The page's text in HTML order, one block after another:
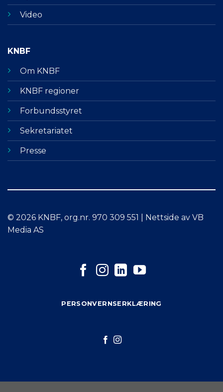
Video
KNBF
Om KNBF
KNBF regioner
Forbundsstyret
Sekretariatet
Presse
© 2026 KNBF, org.nr. 970 309 551 | Nettside av VB
Media AS
PERSONVERNSERKLÆRING